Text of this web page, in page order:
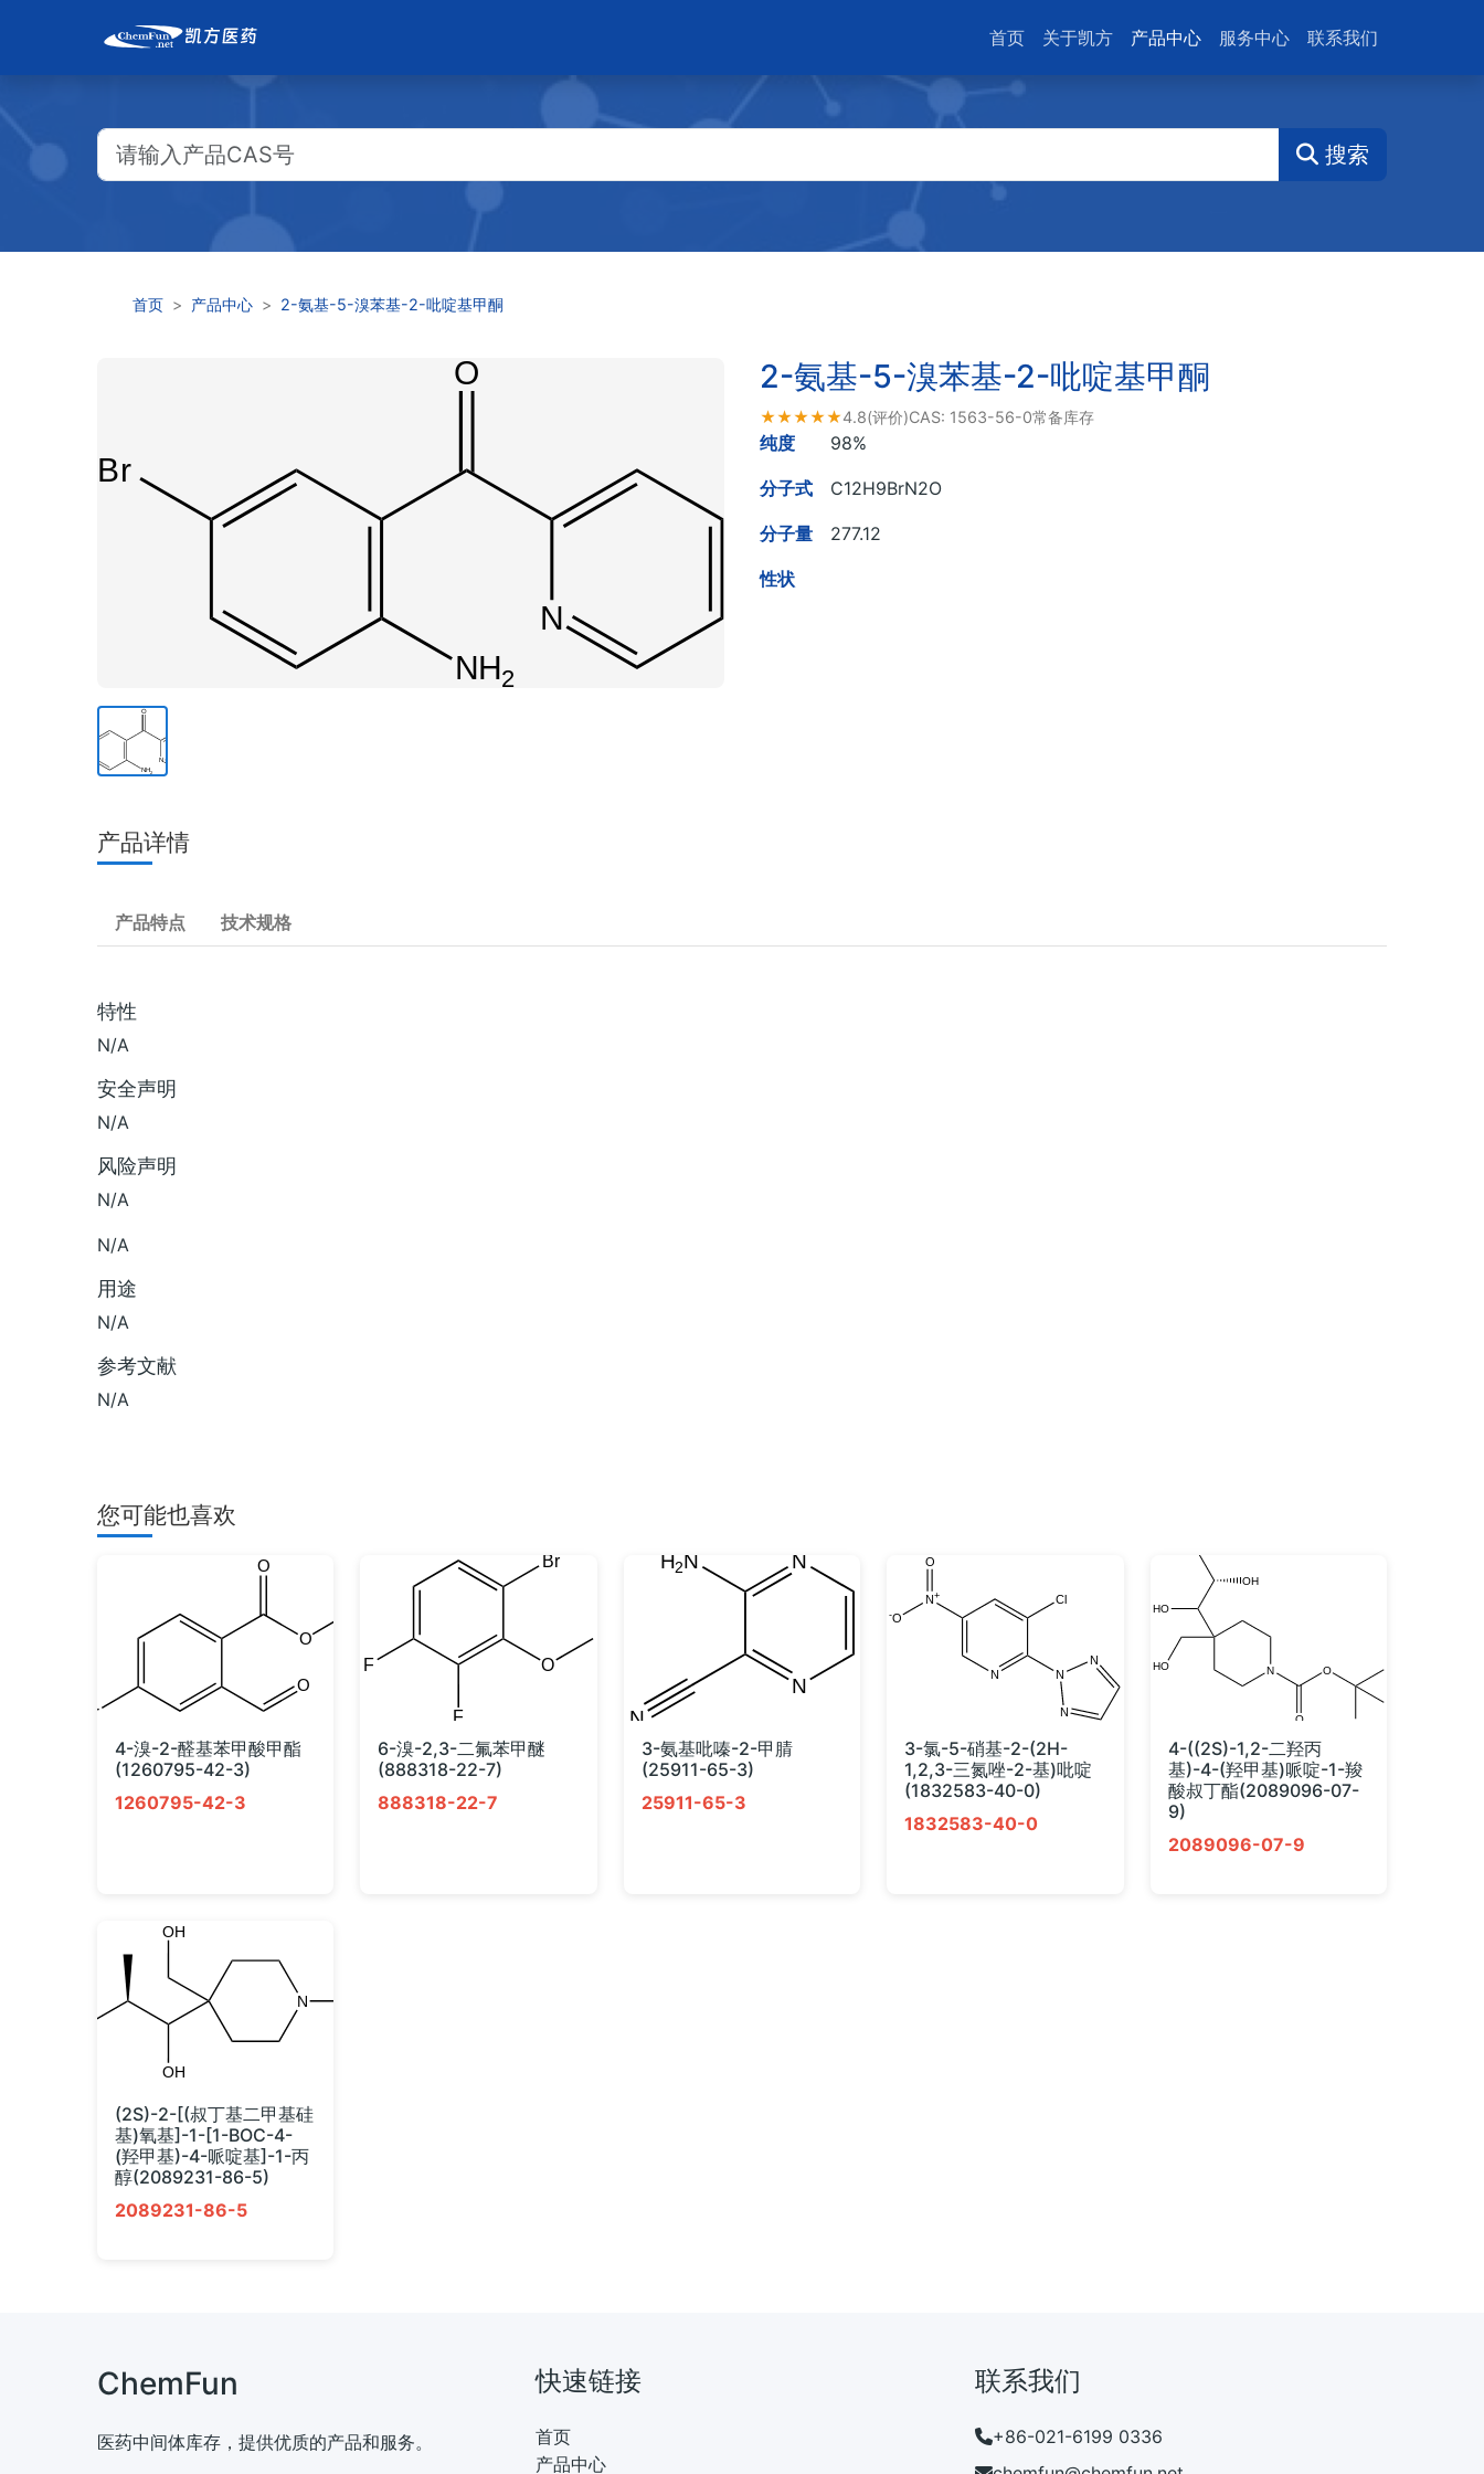
首页 关于凯方 产品中心 服务中心 联系我们
搜索
首页 产品中心 2-氨基-5-溴苯基-2-吡啶基甲酮
2-氨基-5-溴苯基-2-吡啶基甲酮
★★★★★4.8(评价)CAS: 1563-56-0常备库存
纯度 98%
分子式 C12H9BrN2O
分子量 277.12
性状
产品详情
产品特点 技术规格
特性
N/A
安全声明
N/A
风险声明
N/A
N/A
用途
N/A
参考文献
N/A
您可能也喜欢
4-溴-2-醛基苯甲酸甲酯
(1260795-42-3)
1260795-42-3
6-溴-2,3-二氟苯甲醚
(888318-22-7)
888318-22-7
3-氨基吡嗪-2-甲腈
(25911-65-3)
25911-65-3
3-氯-5-硝基-2-(2H-
1,2,3-三氮唑-2-基)吡啶
(1832583-40-0)
1832583-40-0
4-((2S)-1,2-二羟丙
基)-4-(羟甲基)哌啶-1-羧
酸叔丁酯(2089096-07-
9)
2089096-07-9
(2S)-2-[(叔丁基二甲基硅
基)氧基]-1-[1-BOC-4-
(羟甲基)-4-哌啶基]-1-丙
醇(2089231-86-5)
2089231-86-5
ChemFun
医药中间体库存，提供优质的产品和服务。
快速链接
首页
产品中心
联系我们
+86-021-6199 0336